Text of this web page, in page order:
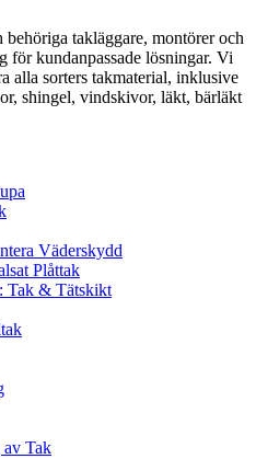
takläggare, montörer och
för kundanpassade lösningar. Vi
alla sorters takmaterial, inklusive
shingel, vindskivor, läkt, bärläkt
Väderskydd
Plåttak
Tak & Tätskikt
Tak